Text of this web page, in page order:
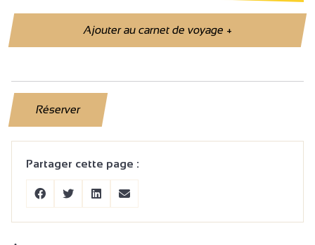
Ajouter au carnet de voyage+
Réserver
Partager cette page :